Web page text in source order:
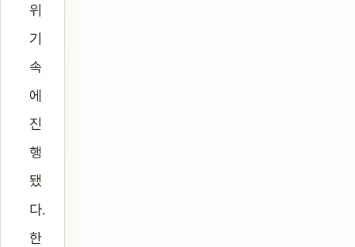
위
기
속
에
진
행
됐
다.
한